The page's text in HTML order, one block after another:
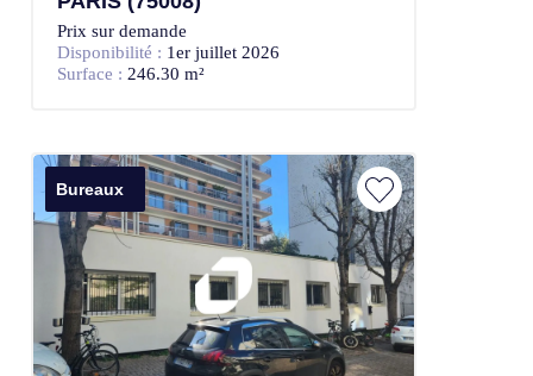
Prix sur demande
Disponibilité : 1er juillet 2026
Surface : 246.30 m²
Bureaux